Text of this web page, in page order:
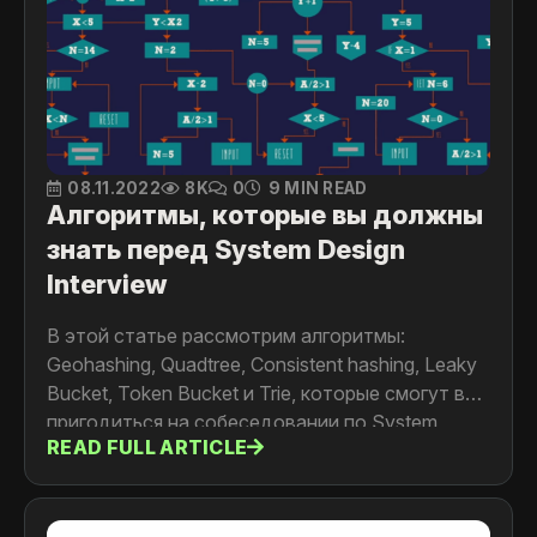
08.11.2022 8K 0 9 MIN READ
Алгоритмы, которые вы должны
знать перед System Design
Interview
В этой статье рассмотрим алгоритмы:
Geohashing, Quadtree, Consistent hashing, Leaky
Bucket, Token Bucket и Trie, которые смогут вам
пригодиться на собеседовании по System
design
READ FULL ARTICLE